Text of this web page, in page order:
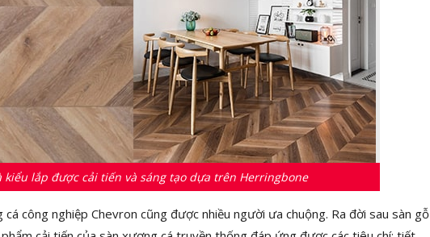
kiểu lắp được cải tiến và sáng tạo dựa trên Herringbone
công nghiệp Chevron cũng được nhiều người ưa chuộng. Ra đời sau sàn gỗ